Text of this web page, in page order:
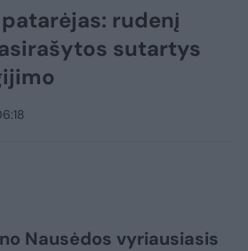
rudenį
sutartys
Nausėdos vyriausiasis